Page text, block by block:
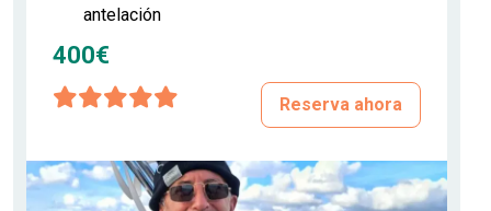
antelación
400€
Reserva ahora